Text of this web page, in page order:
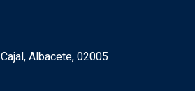
Albacete, 02005